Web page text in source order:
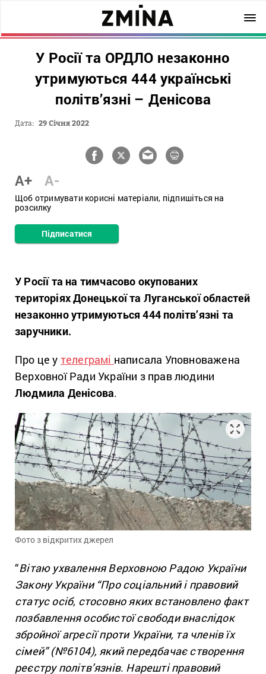
У Росії та ОРДЛО незаконно
утримуються 444 українські
політв’язні – Денісова
Дата: 29 Січня 2022
A+ A-
Щоб отримувати корисні матеріали, підпишіться на
розсилку
Підписатися
У Росії та на тимчасово окупованих
територіях Донецької та Луганської областей
незаконно утримуються 444 політв’язні та
заручники.
Про це у телеграмі написала Уповноважена
Верховної Ради України з прав людини
Людмила Денісова.
Фото з відкритих джерел
“Вітаю ухвалення Верховною Радою України
Закону України “Про соціальний і правовий
статус осіб, стосовно яких встановлено факт
позбавлення особистої свободи внаслідок
збройної агресії проти України, та членів їх
сімей” (№6104), який передбачає створення
реєстру політв’язнів. Нарешті правовий